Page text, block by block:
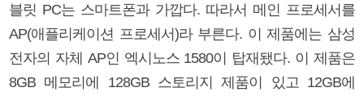
블릿 PC는 스마트폰과 가깝다. 따라서 메인 프로세서를
AP(애플리케이션 프로세서)라 부른다. 이 제품에는 삼성
전자의 자체 AP인 엑시노스 1580이 탑재됐다. 이 제품은
8GB 메모리에 128GB 스토리지 제품이 있고 12GB에